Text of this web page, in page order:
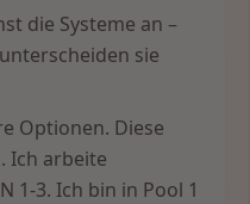
die Systeme an –
sie
Optionen. Diese
Ich arbeite
1-3. Ich bin in Pool 1